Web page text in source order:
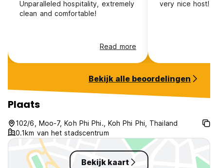
Unparalleled hospitality, extremely
clean and comfortable!
Read more
very nice host!
Bekijk alle beoordelingen
Plaats
102/6, Moo-7, Koh Phi Phi., Koh Phi Phi, Thailand
0.1km van het stadscentrum
Bekijk kaart